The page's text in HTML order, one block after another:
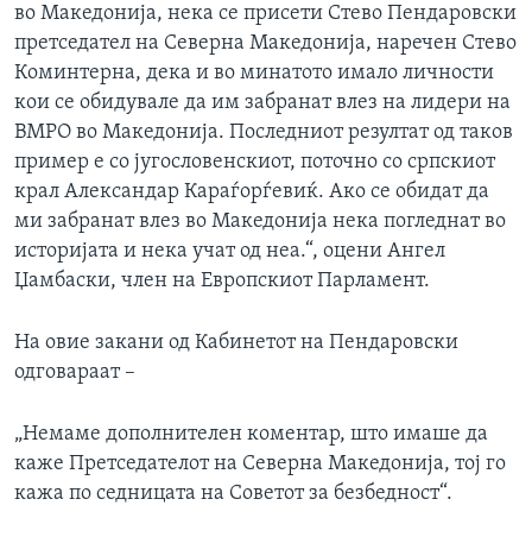
во Македонија, нека се присети Стево Пендаровски
претседател на Северна Македонија, наречен Стево
Коминтерна, дека и во минатото имало личности
кои се обидувале да им забранат влез на лидери на
ВМРО во Македонија. Последниот резултат од таков
пример е со југословенскиот, поточно со српскиот
крал Александар Караѓорѓевиќ. Ако се обидат да
ми забранат влез во Македонија нека погледнат во
историјата и нека учат од неа.“, оцени Ангел
Џамбаски, член на Европскиот Парламент.
На овие закани од Кабинетот на Пендаровски
одговараат –
„Немаме дополнителен коментар, што имаше да
каже Претседателот на Северна Македонија, тој го
кажа по седницата на Советот за безбедност“.